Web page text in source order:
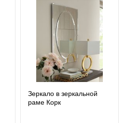
Зеркало в зеркальной
раме Корк